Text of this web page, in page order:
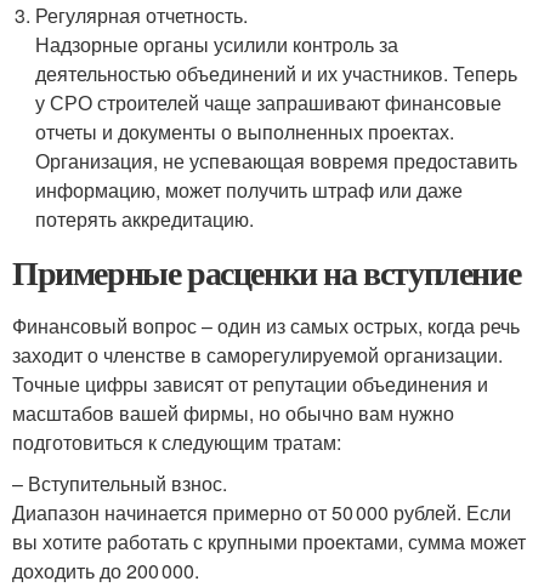
Регулярная отчетность.
Надзорные органы усилили контроль за
деятельностью объединений и их участников. Теперь
у СРО строителей чаще запрашивают финансовые
отчеты и документы о выполненных проектах.
Организация, не успевающая вовремя предоставить
информацию, может получить штраф или даже
потерять аккредитацию.
Примерные расценки на вступление
Финансовый вопрос – один из самых острых, когда речь
заходит о членстве в саморегулируемой организации.
Точные цифры зависят от репутации объединения и
масштабов вашей фирмы, но обычно вам нужно
подготовиться к следующим тратам:
– Вступительный взнос.
Диапазон начинается примерно от 50 000 рублей. Если
вы хотите работать с крупными проектами, сумма может
доходить до 200 000.